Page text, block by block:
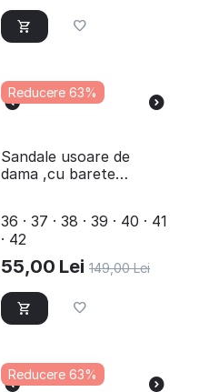
Reducere 63%
Sandale usoare de
dama ,cu barete
36 · 37 · 38 · 39 · 40 · 41
· 42
55,00 Lei 149,00 Lei
Reducere 63%